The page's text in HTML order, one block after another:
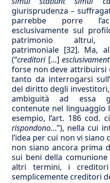
giurisprudenza –
parrebbe porre
esclusivamente sul
patrimonio altrui,
patrimoniale [32]. Ma,
(“creditori […]
forse non deve attribuirsi
tanto da interrogarsi
del diritto degli
ambiguità ad essa
contenute nel linguaggio
esempio, l’art. 186 cod.
rispondono…”), nella cui
l’idea per cui non vi
non siano ancora prima
sui beni della
altri termini, i
semplicemente creditori